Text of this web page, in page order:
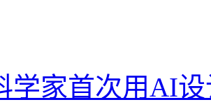
学家首次用AI